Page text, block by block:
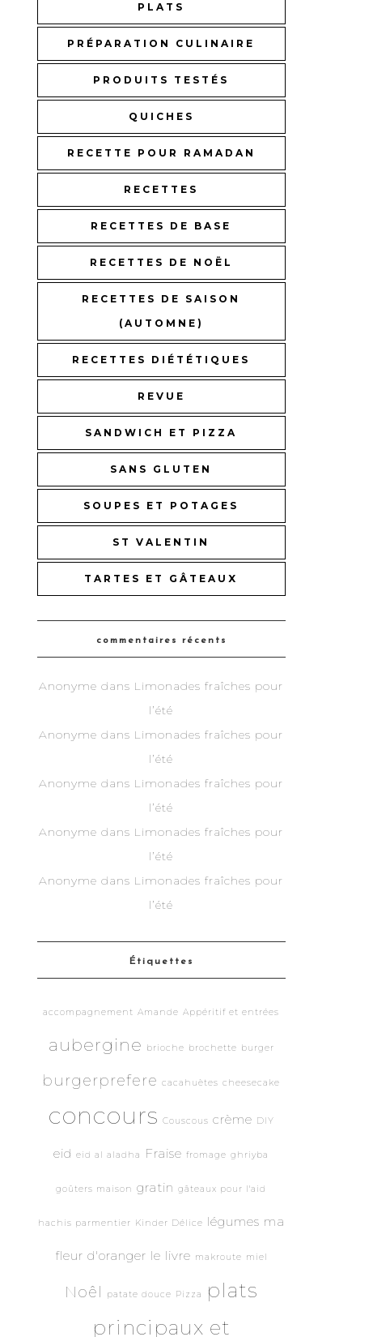
PLATS
PRÉPARATION CULINAIRE
PRODUITS TESTÉS
QUICHES
RECETTE POUR RAMADAN
RECETTES
RECETTES DE BASE
RECETTES DE NOËL
RECETTES DE SAISON
(AUTOMNE)
RECETTES DIÉTÉTIQUES
REVUE
SANDWICH ET PIZZA
SANS GLUTEN
SOUPES ET POTAGES
ST VALENTIN
TARTES ET GÂTEAUX
commentaires récents
Anonyme dans Limonades fraîches pour
l’été
Anonyme dans Limonades fraîches pour
l’été
Anonyme dans Limonades fraîches pour
l’été
Anonyme dans Limonades fraîches pour
l’été
Anonyme dans Limonades fraîches pour
l’été
Étiquettes
accompagnement Amande Appéritif et entrées
aubergine brioche brochette burger
burgerprefere cacahuètes cheesecake
concours Couscous crème DIY
eid eid al aladha Fraise fromage ghriyba
goûters maison gratin gâteaux pour l'aid
hachis parmentier Kinder Délice légumes ma
fleur d'oranger le livre makroute miel
Noêl patate douce Pizza
plats
principaux et